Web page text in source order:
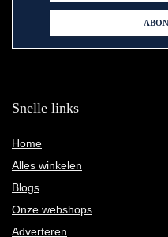
Snelle links
Home
Alles winkelen
Blogs
Onze webshops
Adverteren